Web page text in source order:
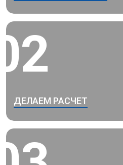
ДЕЛАЕМ РАСЧЕТ